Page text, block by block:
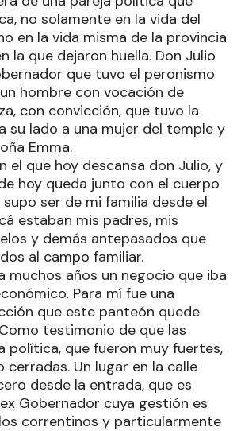
no solamente en la vida del
en la vida misma de la provincia
la que dejaron huella. Don Julio
que tuvo el peronismo
hombre con vocación de
con convicción, que tuvo la
su lado a una mujer del temple y
Emma.
el que hoy descansa don Julio, y
hoy queda junto con el cuerpo
supo ser de mi familia desde el
estaban mis padres, mis
y demás antepasados que
al campo familiar.
muchos años un negocio que iba
Para mí fue una
que este panteón quede
testimonio de que las
política, que fueron muy fuertes,
cerradas. Un lugar en la calle
desde la entrada, que es
Gobernador cuya gestión es
correntinos y particularmente